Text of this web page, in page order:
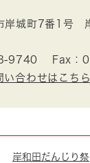
岸城町7番1号
9740
Fax：
い合わせはこち
岸和田だんじり祭